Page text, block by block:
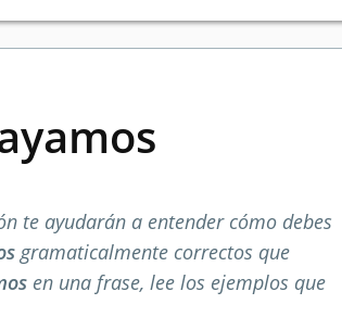
te ayudarán a entender cómo debes
gramaticalmente correctos que
en una frase, lee los ejemplos que